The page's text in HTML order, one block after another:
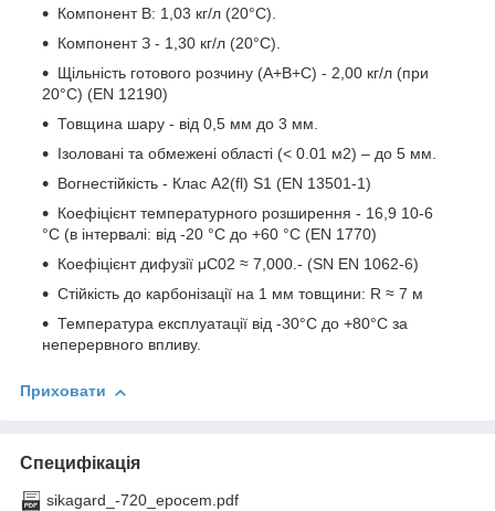
Компонент B: 1,03 кг/л (20°C).
Компонент З - 1,30 кг/л (20°C).
Щільність готового розчину (А+В+С) - 2,00 кг/л (при
20°C) (EN 12190)
Товщина шару - від 0,5 мм до 3 мм.
Ізоловані та обмежені області (< 0.01 м2) – до 5 мм.
Вогнестійкість - Клас A2(fl) S1 (EN 13501-1)
Коефіцієнт температурного розширення - 16,9 10-6
°C (в інтервалі: від -20 °C до +60 °C (EN 1770)
Коефіцієнт дифузії μC02 ≈ 7,000.- (SN EN 1062-6)
Стійкість до карбонізації на 1 мм товщини: R ≈ 7 м
Температура експлуатації від -30°С до +80°С за
неперервного впливу.
Приховати
Специфікація
sikagard_-720_epocem.pdf